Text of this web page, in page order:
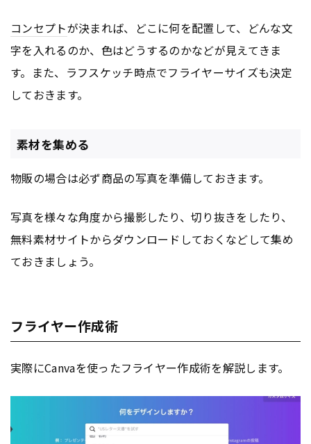
コンセプトが決まれば、どこに何を配置して、どんな文
字を入れるのか、色はどうするのかなどが見えてきま
す。また、ラフスケッチ時点でフライヤーサイズも決定
しておきます。
素材を集める
物販の場合は必ず商品の写真を準備しておきます。
写真を様々な角度から撮影したり、切り抜きをしたり、
無料素材サイトからダウンロードしておくなどして集め
ておきましょう。
フライヤー作成術
実際にCanvaを使ったフライヤー作成術を解説します。